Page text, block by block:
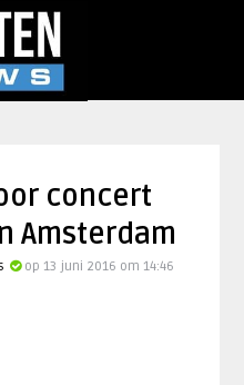
concert
Amsterdam
op 13 juni 2016 om 14:46